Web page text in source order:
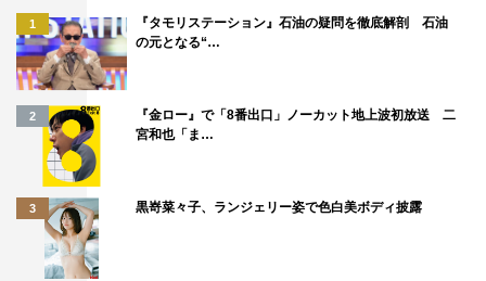
1
『タモリステーション』石油の疑問を徹底解剖 石油
の元となる“…
2
『金ロー』で「8番出口」ノーカット地上波初放送 二
宮和也「ま…
3 黒嵜菜々子、ランジェリー姿で色白美ボディ披露